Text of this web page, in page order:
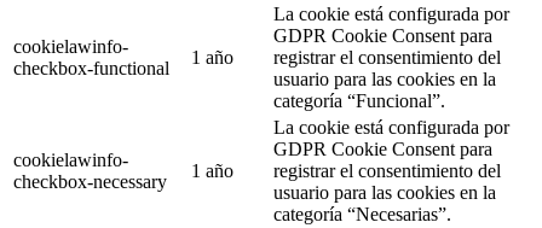
cookielawinfo-
checkbox-functional
1 año
La cookie está configurada por
GDPR Cookie Consent para
registrar el consentimiento del
usuario para las cookies en la
categoría “Funcional”.
cookielawinfo-
checkbox-necessary
1 año
La cookie está configurada por
GDPR Cookie Consent para
registrar el consentimiento del
usuario para las cookies en la
categoría “Necesarias”.